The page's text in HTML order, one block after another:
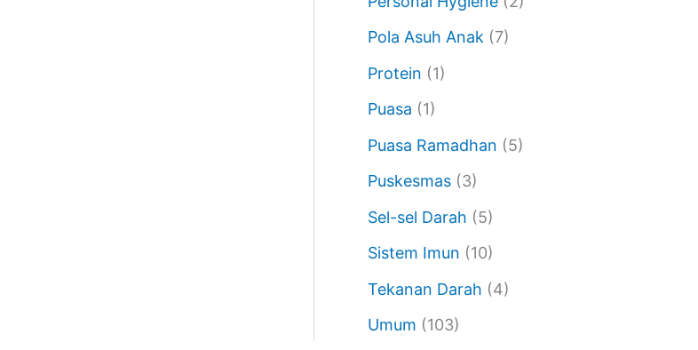
Pola Asuh Anak (7)
Protein (1)
Puasa (1)
Puasa Ramadhan (5)
Puskesmas (3)
Sel-sel Darah (5)
Sistem Imun (10)
Tekanan Darah (4)
Umum (103)